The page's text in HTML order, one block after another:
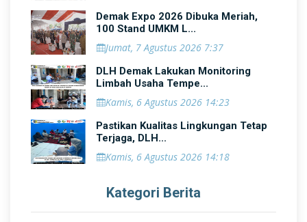
Demak Expo 2026 Dibuka Meriah,
100 Stand UMKM L...
Jumat, 7 Agustus 2026 7:37
DLH Demak Lakukan Monitoring
Limbah Usaha Tempe...
Kamis, 6 Agustus 2026 14:23
Pastikan Kualitas Lingkungan Tetap
Terjaga, DLH...
Kamis, 6 Agustus 2026 14:18
Kategori Berita